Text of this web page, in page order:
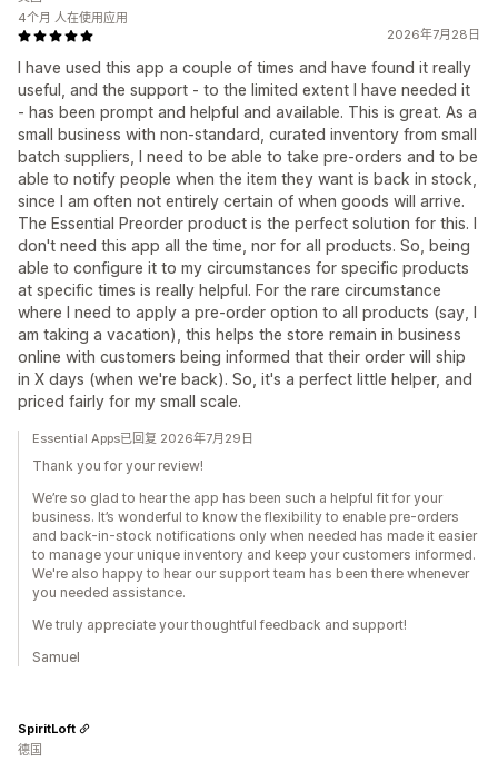
2026年7月28日
I have used this app a couple of times and have found it really
useful, and the support - to the limited extent I have needed it
- has been prompt and helpful and available. This is great. As a
small business with non-standard, curated inventory from small
batch suppliers, I need to be able to take pre-orders and to be
able to notify people when the item they want is back in stock,
since I am often not entirely certain of when goods will arrive.
The Essential Preorder product is the perfect solution for this. I
don't need this app all the time, nor for all products. So, being
able to configure it to my circumstances for specific products
at specific times is really helpful. For the rare circumstance
where I need to apply a pre-order option to all products (say, I
am taking a vacation), this helps the store remain in business
online with customers being informed that their order will ship
in X days (when we're back). So, it's a perfect little helper, and
priced fairly for my small scale.
4个月 人在使用应用
Essential Apps已回复 2026年7月29日
Thank you for your review!
We’re so glad to hear the app has been such a helpful fit for your
business. It’s wonderful to know the flexibility to enable pre-orders
and back-in-stock notifications only when needed has made it easier
to manage your unique inventory and keep your customers informed.
We're also happy to hear our support team has been there whenever
you needed assistance.
We truly appreciate your thoughtful feedback and support!
Samuel
SpiritLoft
德国